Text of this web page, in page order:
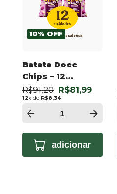
10% OFF
Batata Doce
Chips – 12
unidades –
Original 50g
R$91,20 R$81,99
12x de R$8,34
adicionar